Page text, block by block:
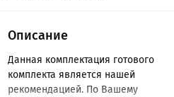
Описание
Данная комплектация готового
комплекта является нашей
рекомендацией. По Вашему